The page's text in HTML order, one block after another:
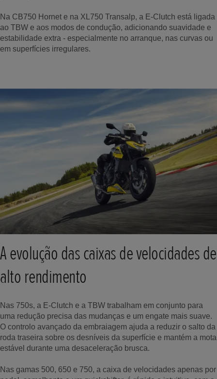
Na CB750 Hornet e na XL750 Transalp, a E-Clutch está ligada
ao TBW e aos modos de condução, adicionando suavidade e
estabilidade extra - especialmente no arranque, nas curvas ou
em superfícies irregulares.
A evolução das caixas de velocidades de
alto rendimento
Nas 750s, a E-Clutch e a TBW trabalham em conjunto para
uma redução precisa das mudanças e um engate mais suave.
O controlo avançado da embraiagem ajuda a reduzir o salto da
roda traseira sobre os desníveis da superfície e mantém a mota
estável durante uma desaceleração brusca.
Nas gamas 500, 650 e 750, a caixa de velocidades apenas por